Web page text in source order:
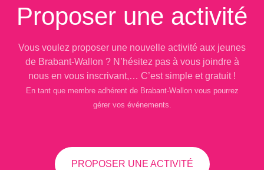
Proposer une activité
Vous voulez proposer une nouvelle activité aux jeunes
de Brabant-Wallon ? N’hésitez pas à vous joindre à
nous en vous inscrivant,… C’est simple et gratuit !
En tant que membre adhérent de Brabant-Wallon vous pourrez
gérer vos événements.
PROPOSER UNE ACTIVITÉ